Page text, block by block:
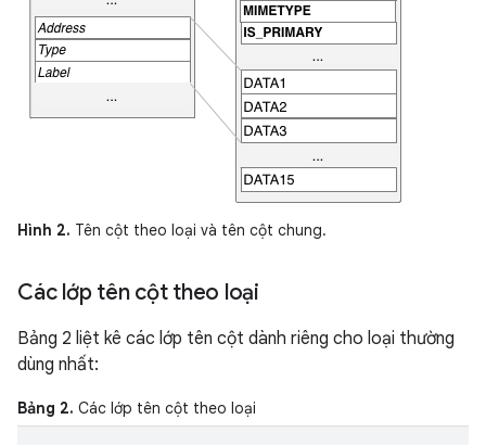
Hình 2. Tên cột theo loại và tên cột chung.
Các lớp tên cột theo loại
Bảng 2 liệt kê các lớp tên cột dành riêng cho loại thường
dùng nhất:
Bảng 2. Các lớp tên cột theo loại